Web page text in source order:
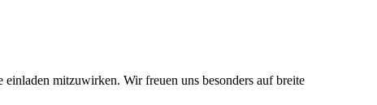
mitzuwirken. Wir freuen uns besonders auf breite